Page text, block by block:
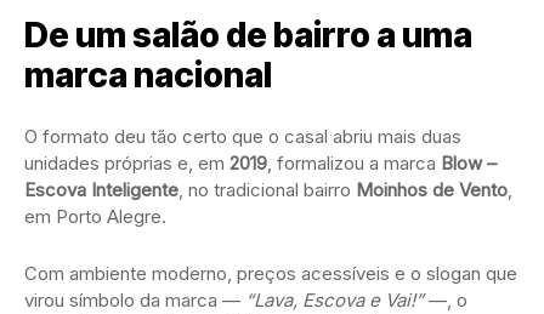
De um salão de bairro a uma
marca nacional
O formato deu tão certo que o casal abriu mais duas
unidades próprias e, em 2019, formalizou a marca Blow –
Escova Inteligente, no tradicional bairro Moinhos de Vento,
em Porto Alegre.
Com ambiente moderno, preços acessíveis e o slogan que
virou símbolo da marca — “Lava, Escova e Vai!”—, o